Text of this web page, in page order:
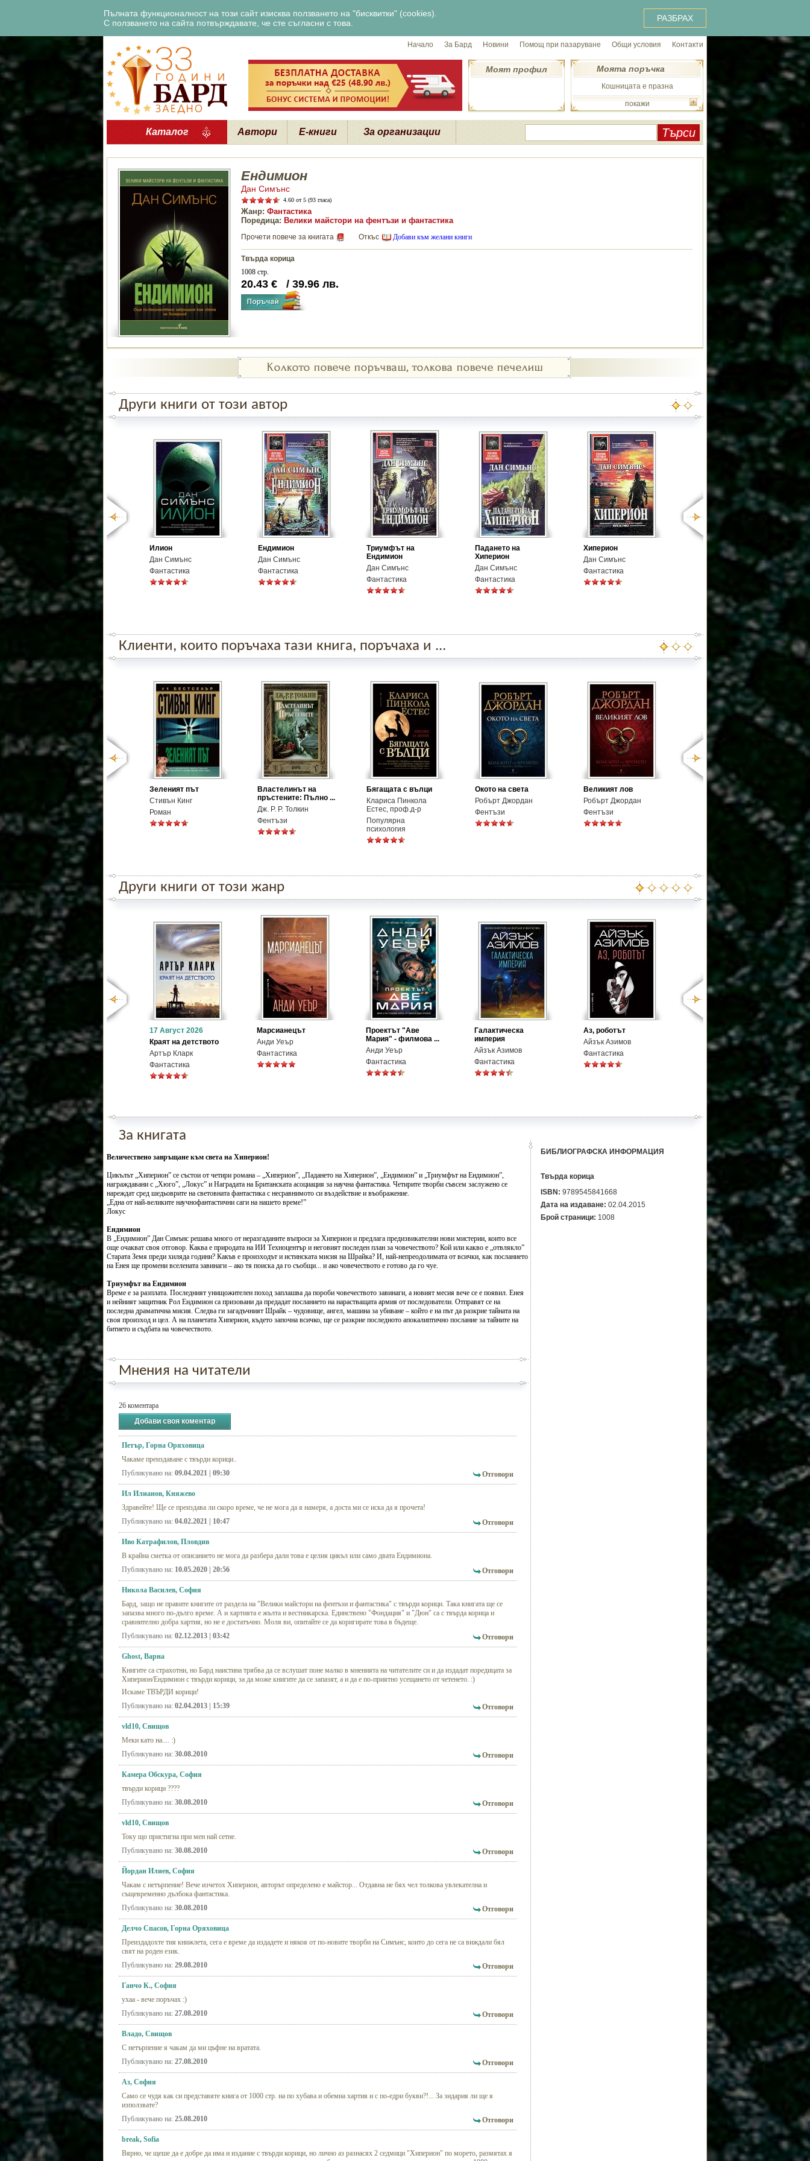
Пълната функционалност на този сайт изисква ползването на "бисквитки" (cookies).
С ползването на сайта потвърждавате, че сте съгласни с това.
РАЗБРАХ
Начало За Бард Новини Помощ при пазаруване Общи условия Контакти
Моят профил
Кошницата е празна
Моята поръчка
покажи
Каталог Автори Е-книги За организации
Ендимион
Дан Симънс
4.60 от 5 (93 гласа)
Жанр: Фантастика
Поредица: Велики майстори на фентъзи и фантастика
Прочети повече за книгата Откъс Добави към желани книги
Твърда корица
1008 стр.
20.43 € / 39.96 лв.
Други книги от този автор
Илион
Дан Симънс
Фантастика
Ендимион
Дан Симънс
Фантастика
Триумфът на
Ендимион
Дан Симънс
Фантастика
Падането на
Хиперион
Дан Симънс
Фантастика
Хиперион
Дан Симънс
Фантастика
Клиенти, които поръчаха тази книга, поръчаха и ...
Зеленият път
Стивън Кинг
Роман
Властелинът на
пръстените: Пълно ...
Дж. Р. Р. Толкин
Фентъзи
Бягащата с вълци
Клариса Пинкола
Естес, проф.д-р
Популярна
психология
Окото на света
Робърт Джордан
Фентъзи
Великият лов
Робърт Джордан
Фентъзи
Други книги от този жанр
17 Август 2026
Краят на детството
Артър Кларк
Фантастика
Марсианецът
Анди Уеър
Фантастика
Проектът "Аве
Мария" - филмова ...
Анди Уеър
Фантастика
Галактическа
империя
Айзък Азимов
Фантастика
Аз, роботът
Айзък Азимов
Фантастика
За книгата
Величествено завръщане към света на Хиперион!
Цикълът „Хиперион” се състои от четири романа – „Хиперион”, „Падането на Хиперион”, „Ендимион” и „Триумфът на Ендимион”,
награждавани с „Хюго”, „Локус” и Наградата на Британската асоциация за научна фантастика. Четирите творби съвсем заслужено се
нареждат сред шедьоврите на световната фантастика с несравнимото си въздействие и въображение.
„Една от най-великите научнофантастични саги на нашето време!”
Локус
Ендимион
В „Ендимион” Дан Симънс решава много от неразгаданите въпроси за Хиперион и предлага предизвикателни нови мистерии, които все
още очакват своя отговор. Каква е природата на ИИ Техноцентър и неговият последен план за човечеството? Кой или какво е „отвлякло”
Старата Земя преди хиляда години? Какъв е произходът и истинската мисия на Шрайка? И, най-непреодолимата от всички, как посланието
на Енея ще промени вселената завинаги – ако тя поиска да го съобщи... и ако човечеството е готово да го чуе.
Триумфът на Ендимион
Време е за разплата. Последният унищожителен поход заплашва да пороби човечеството завинаги, а новият месия вече се е появил. Енея
и нейният защитник Рол Ендимион са призовани да предадат посланието на нарастващата армия от последователи. Отправят се на
последна драматична мисия. Следва ги загадъчният Шрайк – чудовище, ангел, машина за убиване – който е на път да разкрие тайната на
своя произход и цел. А на планетата Хиперион, където започна всичко, ще се разкрие последното апокалиптично послание за тайните на
битието и съдбата на човечеството.
Мнения на читатели
26 коментара
Добави своя коментар
Петър, Горна Оряховица
Чакаме преиздаване с твърди корици..
Публикувано на: 09.04.2021 | 09:30 Отговори
Ил Илианов, Княжево
Здравейте! Ще се преиздава ли скоро време, че не мога да я намеря, а доста ми се иска да я прочета!
Публикувано на: 04.02.2021 | 10:47 Отговори
Иво Катрафилов, Пловдив
В крайна сметка от описанието не мога да разбера дали това е целия цикъл или само двата Ендимиона.
Публикувано на: 10.05.2020 | 20:56 Отговори
Никола Василев, София
Бард, защо не правите книгите от раздела на "Велики майстори на фентъзи и фантастика" с твърди корици. Така книгата ще се
запазва много по-дълго време. А и хартията е жълта и вестникарска. Единствено "Фондация" и "Дюн" са с твърда корица и
сравнително добра хартия, но не е достатъчно. Моля ви, опитайте се да коригирате това в бъдеще.
Публикувано на: 02.12.2013 | 03:42 Отговори
Ghost, Варна
Книгите са страхотни, но Бард наистина трябва да се вслушат поне малко в мненията на читателите си и да издадат поредицата за
Хиперион/Ендимион с твърди корици, за да може книгите да се запазят, а и да е по-приятно усещането от четенето. :)
Искаме ТВЪРДИ корици!
Публикувано на: 02.04.2013 | 15:39 Отговори
vld10, Свищов
Меки като на.... :)
Публикувано на: 30.08.2010 Отговори
Камера Обскура, София
твърди корици ????
Публикувано на: 30.08.2010 Отговори
vld10, Свищов
Току що пристигна при мен най сетне.
Публикувано на: 30.08.2010 Отговори
Йордан Илиев, София
Чакам с нетърпение! Вече изчетох Хиперион, авторът определено е майстор... Отдавна не бях чел толкова увлекателна и
същевременно дълбока фантастика.
Публикувано на: 30.08.2010 Отговори
Делчо Спасов, Горна Оряховица
Преиздадохте тия книжлета, сега е време да издадете и някоя от по-новите творби на Симънс, които до сега не са виждали бял
свят на роден език.
Публикувано на: 29.08.2010 Отговори
Ганчо К., София
ухаа - вече поръчах :)
Публикувано на: 27.08.2010 Отговори
Владо, Свищов
С нетърпение я чакам да ми цъфне на вратата.
Публикувано на: 27.08.2010 Отговори
Аз, София
Само се чудя как си представяте книга от 1000 стр. на по хубава и обемна хартия и с по-едри букви?!... За зидария ли ще я
използвате?
Публикувано на: 25.08.2010 Отговори
break, Sofia
Вярно, че щеше да е добре да има и издание с твърди корици, но лично аз разнасях 2 седмици "Хиперион" по морето, размятах я
БИБЛИОГРАФСКА ИНФОРМАЦИЯ
Твърда корица
ISBN: 9789545841668
Дата на издаване: 02.04.2015
Брой страници: 1008